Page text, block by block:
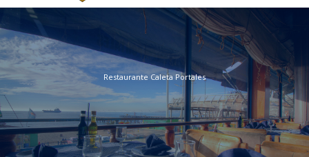
Restaurante Caleta Portales